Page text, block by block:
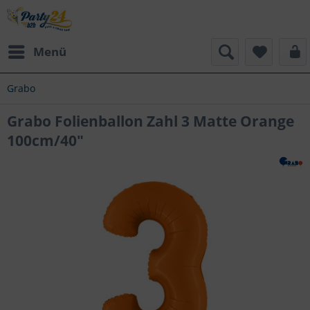
Menü
Grabo
Grabo Folienballon Zahl 3 Matte Orange
100cm/40"